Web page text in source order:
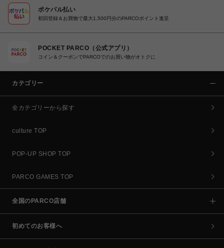
ポケパル払い
初回登録＆お買物で最大1,500円分のPARCOポイント進呈
POCKET PARCO（公式アプリ）
コイン＆クーポンでPARCOでのお買い物がオトクに
カテゴリー
全カテゴリーから探す
culture TOP
POP-UP SHOP TOP
PARCO GAMES TOP
全国のPARCO店舗
初めてのお客様へ